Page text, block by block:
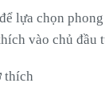
lựa chọn
vào chủ đầu
thích